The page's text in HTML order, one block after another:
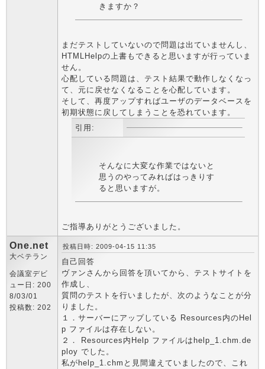
きますか？
まだテストしていないので問題は出ていませんし、
HTMLHelpの上書もできると思いますが行っていま
せん。
心配している問題は、テスト結果で動作しなくなっ
て、元に戻せなくなることを心配しています。
そして、再度アップすればユーザのデータベースを
初期状態に戻してしまうことを恐れています。
引用:
そんなに大変な作業ではないと
思うのやってみればはっきりす
ると思いますが。
ご指導ありがとうございました。
One.net
大ベテラン
会議室デビ
ュー日: 200
8/03/01
投稿数: 202
投稿日時: 2009-04-15 11:35
自己回答
ヴァンさんから回答を頂いてから、テストサイトを
作成し、
質問のテストを行いましたが、次のようなことが分
りました。
１．サーバーにアップしている Resources内のHel
p ファイルは存在しない。
２． Resources内Help ファイルはhelp_1.chm.de
ploy でした。
私がhelp_1.chmと見間違えていましたので、これ